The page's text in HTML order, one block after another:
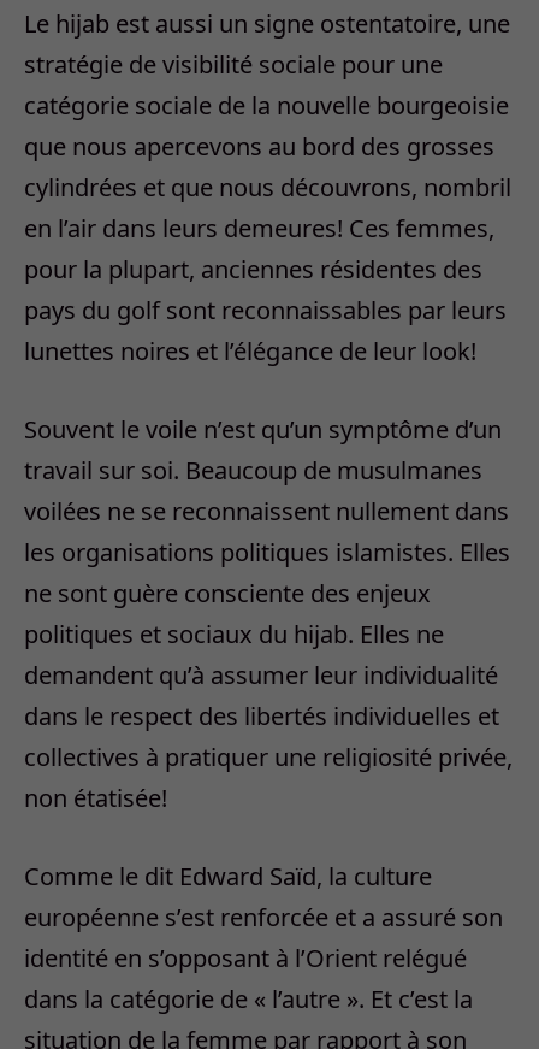
Le hijab est aussi un signe ostentatoire, une
stratégie de visibilité sociale pour une
catégorie sociale de la nouvelle bourgeoisie
que nous apercevons au bord des grosses
cylindrées et que nous découvrons, nombril
en l’air dans leurs demeures! Ces femmes,
pour la plupart, anciennes résidentes des
pays du golf sont reconnaissables par leurs
lunettes noires et l’élégance de leur look!
Souvent le voile n’est qu’un symptôme d’un
travail sur soi. Beaucoup de musulmanes
voilées ne se reconnaissent nullement dans
les organisations politiques islamistes. Elles
ne sont guère consciente des enjeux
politiques et sociaux du hijab. Elles ne
demandent qu’à assumer leur individualité
dans le respect des libertés individuelles et
collectives à pratiquer une religiosité privée,
non étatisée!
Comme le dit Edward Saïd, la culture
européenne s’est renforcée et a assuré son
identité en s’opposant à l’Orient relégué
dans la catégorie de « l’autre ». Et c’est la
situation de la femme par rapport à son